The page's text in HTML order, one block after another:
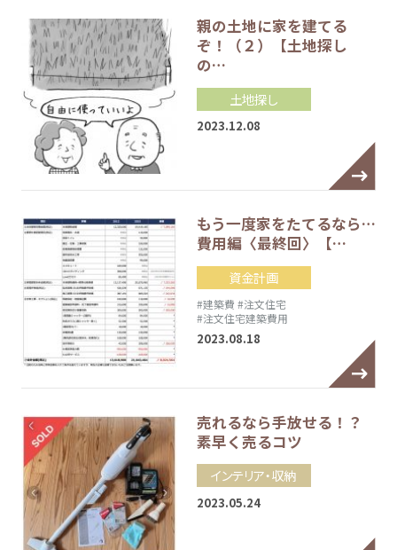
親の土地に家を建てる
ぞ！（２）【土地探し
の…
土地探し
2023.12.08
もう一度家をたてるなら…
費用編〈最終回〉【…
資金計画
#建築費 #注文住宅
#注文住宅建築費用
2023.08.18
売れるなら手放せる！？
素早く売るコツ
インテリア・収納
2023.05.24